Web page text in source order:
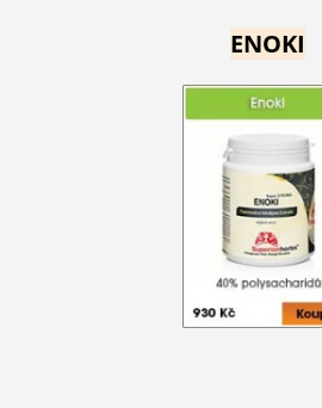
ENOKI